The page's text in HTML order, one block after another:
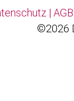
| AGB
©2026